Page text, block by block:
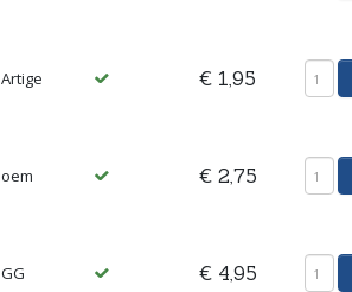
Artige € 1,95
oem € 2,75
GG € 4,95